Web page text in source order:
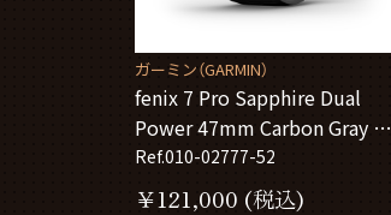
ガーミン（GARMIN）
fenix 7 Pro Sapphire Dual
Power 47mm Carbon Gray シ
リコンバンド 010-02777-52
Ref.010-02777-52
￥121,000 (税込)